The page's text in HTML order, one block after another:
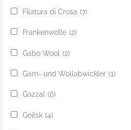
Filatura di Crosa (7)
Frankenwolle (2)
Gabo Wool (2)
Garn- und Wollabwickler (1)
Gazzal (6)
Geilsk (4)